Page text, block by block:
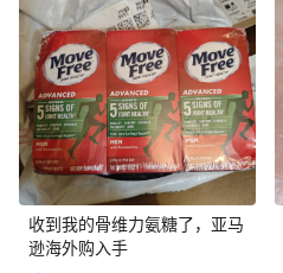
收到我的骨维力氨糖了，亚马
逊海外购入手